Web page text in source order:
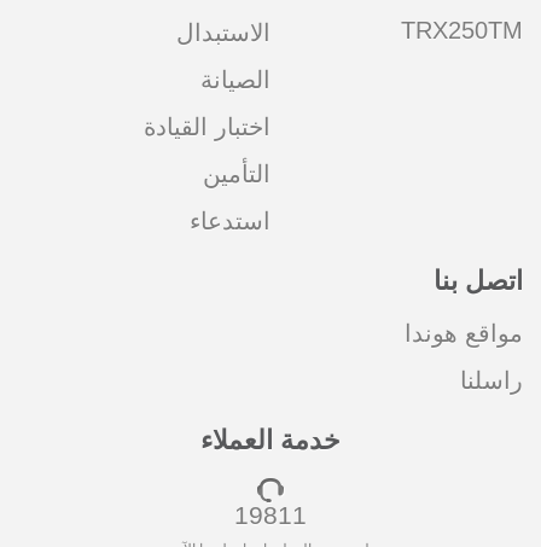
TRX250TM
الاستبدال
الصيانة
اختبار القيادة
التأمين
استدعاء
اتصل بنا
مواقع هوندا
راسلنا
خدمة العملاء
19811